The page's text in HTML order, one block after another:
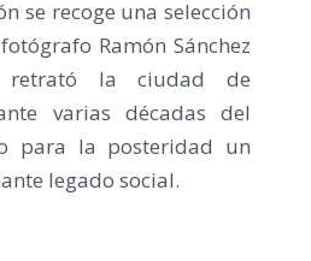
se recoge una selección
Ramón Sánchez
retrató la ciudad de
varias décadas del
para la posteridad un
legado social.